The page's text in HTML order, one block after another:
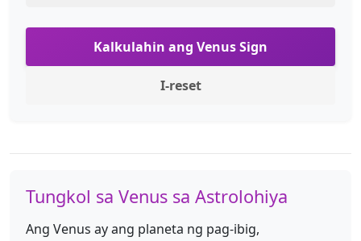
Kalkulahin ang Venus Sign
I-reset
Tungkol sa Venus sa Astrolohiya
Ang Venus ay ang planeta ng pag-ibig,